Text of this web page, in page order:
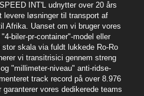
INT'L udnytter over 20 års
levere løsninger til transport af
Afrika. Uanset om vi bruger vores
biler-pr-container"-model eller
skala via fuldt lukkede Ro-Ro
vi transitrisici gennem streng
"millimeter-niveau" anti-ridse-
track record på over 8.976
vores dedikerede teams